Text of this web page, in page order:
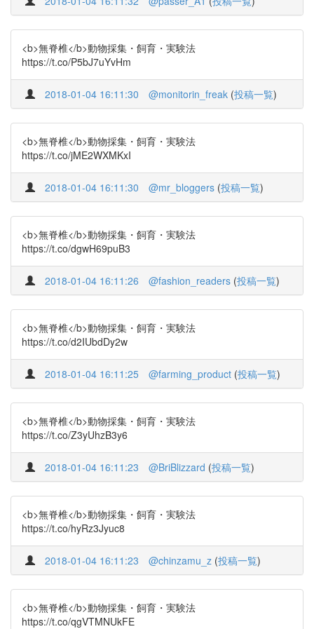
<b>無脊椎</b>動物採集・飼育・実験法
https://t.co/P5bJ7uYvHm
2018-01-04 16:11:30 @monitorin_freak (投稿一覧)
<b>無脊椎</b>動物採集・飼育・実験法
https://t.co/jME2WXMKxI
2018-01-04 16:11:30 @mr_bloggers (投稿一覧)
<b>無脊椎</b>動物採集・飼育・実験法
https://t.co/dgwH69puB3
2018-01-04 16:11:26 @fashion_readers (投稿一覧)
<b>無脊椎</b>動物採集・飼育・実験法
https://t.co/d2IUbdDy2w
2018-01-04 16:11:25 @farming_product (投稿一覧)
<b>無脊椎</b>動物採集・飼育・実験法
https://t.co/Z3yUhzB3y6
2018-01-04 16:11:23 @BriBlizzard (投稿一覧)
<b>無脊椎</b>動物採集・飼育・実験法
https://t.co/hyRz3Jyuc8
2018-01-04 16:11:23 @chinzamu_z (投稿一覧)
<b>無脊椎</b>動物採集・飼育・実験法
https://t.co/qgVTMNUkFE